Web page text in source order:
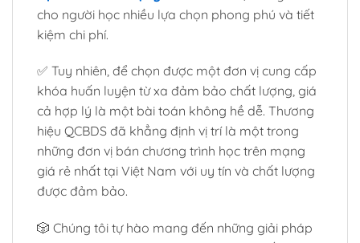
cho người học nhiều lựa chọn phong phú và tiết
kiệm chi phí.
✅ Tuy nhiên, để chọn được một đơn vị cung cấp
khóa huấn luyện từ xa đảm bảo chất lượng, giá
cả hợp lý là một bài toán không hề dễ. Thương
hiệu QCBDS đã khẳng định vị trí là một trong
những đơn vị bán chương trình học trên mạng
giá rẻ nhất tại Việt Nam với uy tín và chất lượng
được đảm bảo.
🎲 Chúng tôi tự hào mang đến những giải pháp